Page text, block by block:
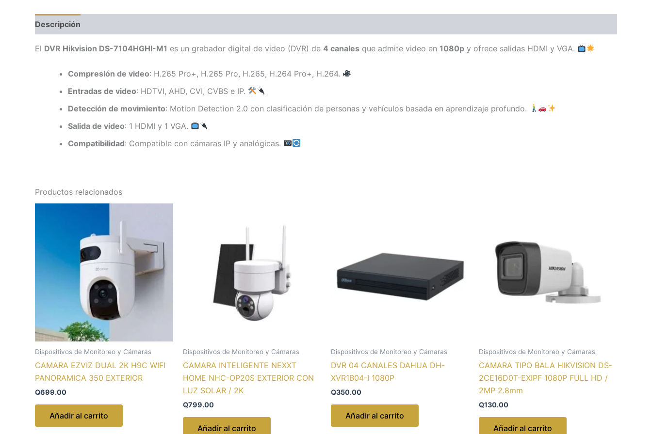
Descripción
El DVR Hikvision DS-7104HGHI-M1 es un grabador digital de video (DVR) de 4 canales que admite video en 1080p y ofrece salidas HDMI y VGA.
Compresión de video: H.265 Pro+, H.265 Pro, H.265, H.264 Pro+, H.264.
Entradas de video: HDTVI, AHD, CVI, CVBS e IP.
Detección de movimiento: Motion Detection 2.0 con clasificación de personas y vehículos basada en aprendizaje profundo.
Salida de video: 1 HDMI y 1 VGA.
Compatibilidad: Compatible con cámaras IP y analógicas.
Productos relacionados
Dispositivos de Monitoreo y Cámaras
CAMARA EZVIZ DUAL 2K H9C WIFI
PANORAMICA 350 EXTERIOR
Q699.00
Añadir al carrito
Dispositivos de Monitoreo y Cámaras
CAMARA INTELIGENTE NEXXT
HOME NHC-OP20S EXTERIOR CON
LUZ SOLAR / 2K
Q799.00
Añadir al carrito
Dispositivos de Monitoreo y Cámaras
DVR 04 CANALES DAHUA DH-
XVR1B04-I 1080P
Q350.00
Añadir al carrito
Dispositivos de Monitoreo y Cámaras
CAMARA TIPO BALA HIKVISION DS-
2CE16D0T-EXIPF 1080P FULL HD /
2MP 2.8mm
Q130.00
Añadir al carrito